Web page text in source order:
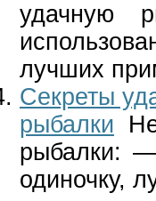
удачную
лучших
Секреты
рыбалки
рыбалки: —
одиночку,